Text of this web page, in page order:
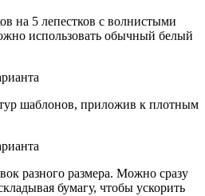
на 5 лепестков с волнистыми
использовать обычный белый
шаблонов, приложив к плотным
разного размера. Можно сразу
бумагу, чтобы ускорить